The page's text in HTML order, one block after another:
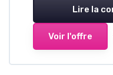
Lire la
Voir l'offre